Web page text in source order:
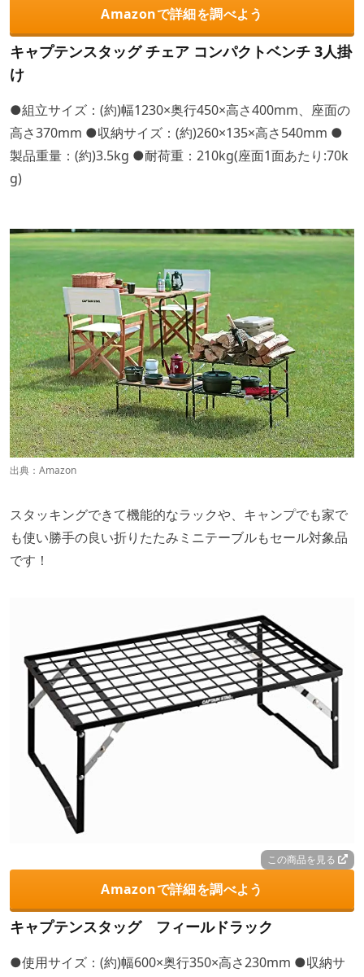
Amazonで詳細を調べよう
キャプテンスタッグ チェア コンパクトベンチ 3人掛
け
●組立サイズ：(約)幅1230×奥行450×高さ400mm、座面の
高さ370mm ●収納サイズ：(約)260×135×高さ540mm ●
製品重量：(約)3.5kg ●耐荷重：210kg(座面1面あたり:70k
g)
出典： Amazon
スタッキングできて機能的なラックや、キャンプでも家で
も使い勝手の良い折りたたみミニテーブルもセール対象品
です！
この商品を見る
Amazonで詳細を調べよう
キャプテンスタッグ フィールドラック
●使用サイズ：(約)幅600×奥行350×高さ230mm ●収納サ